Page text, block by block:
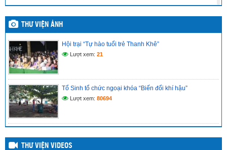
HỌC 2024-2025
(21/04/2025)
ĐỀ CƯƠNG ÔN THI TỐT NGHIỆP MÔN NGỮ VĂN LỚP 12
NĂM HỌC 2024-2025
(21/04/2025)
ĐỀ CƯƠNG ÔN THI TỐT NGHIỆP MÔN TIẾNG ANH LỚP 12
NĂM HỌC 2024-2025
(21/04/2025)
THƯ VIỆN ẢNH
Hội trại “Tự hào tuổi trẻ Thanh Khê”
Lượt xem: 21
Tổ Sinh tổ chức ngoại khóa “Biến đổi khí hậu”
Lượt xem: 80694
THƯ VIỆN VIDEOS